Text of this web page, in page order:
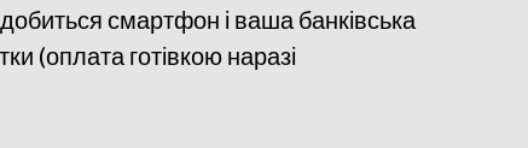
смартфон і ваша банківська
(оплата готівкою наразі